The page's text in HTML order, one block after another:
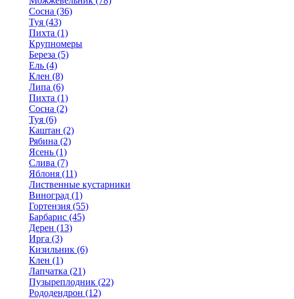
Сосна (36)
Туя (43)
Пихта (1)
Крупномеры
Береза (5)
Ель (4)
Клен (8)
Липа (6)
Пихта (1)
Сосна (2)
Туя (6)
Каштан (2)
Рябина (2)
Ясень (1)
Слива (7)
Яблоня (11)
Лиственные кустарники
Виноград (1)
Гортензия (55)
Барбарис (45)
Дерен (13)
Ирга (3)
Кизильник (6)
Клен (1)
Лапчатка (21)
Пузыреплодник (22)
Рододендрон (12)